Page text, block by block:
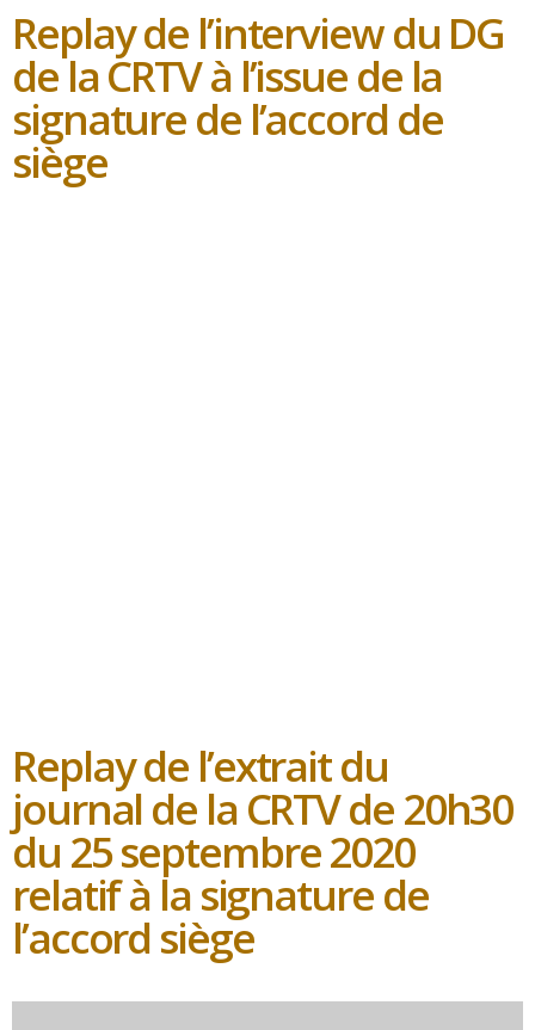
Replay de l’interview du DG
de la CRTV à l’issue de la
signature de l’accord de
siège
Replay de l’extrait du
journal de la CRTV de 20h30
du 25 septembre 2020
relatif à la signature de
l’accord siège